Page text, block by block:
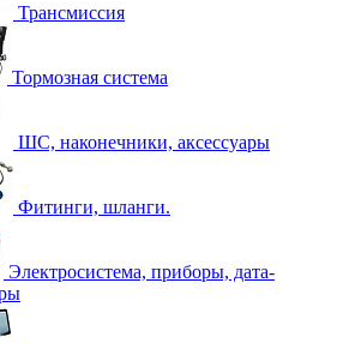
Трансмиссия
Тормозная система
ШС, наконечники, аксессуары
Фитинги, шланги.
Электросистема, приборы, дата-